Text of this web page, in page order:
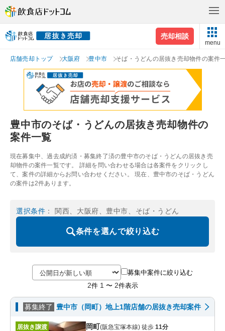
売却相談
menu
店舗売却トップ 大阪府 豊中市 そば・うどんの居抜き売却物件の案件
豊中市のそば・うどんの居抜き売却物件の
案件一覧
現在募集中、過去成約済・募集終了済の豊中市のそば・うどんの居抜き売
却物件の案件一覧です。 詳細を問い合わせる場合は各案件をクリックし
て、案件の詳細からお問い合わせください。 現在、豊中市のそば・うどん
の案件は2件あります。
選択条件 ： 関西、大阪府、豊中市、そば・うどん
条件を選んで絞り込む
募集中案件に絞り込む
2件 1 〜 2件表示
募集終了 豊中市（岡町）地上1階店舗の居抜き売却案件
居抜き譲渡 岡町(阪急宝塚本線) 徒歩 11分